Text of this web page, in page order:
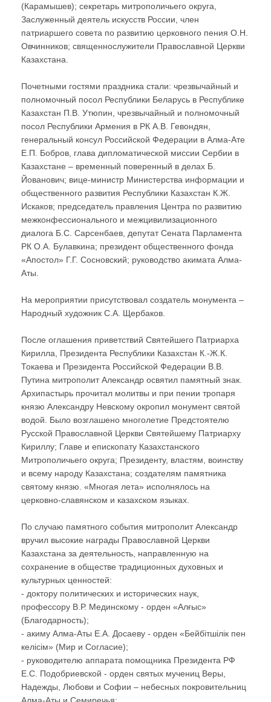
(Карамышев); секретарь митрополичьего округа,
Заслуженный деятель искусств России, член
патриаршего совета по развитию церковного пения О.Н.
Овчинников; священнослужители Православной Церкви
Казахстана.
Почетными гостями праздника стали: чрезвычайный и
полномочный посол Республики Беларусь в Республике
Казахстан П.В. Утюпин, чрезвычайный и полномочный
посол Республики Армения в РК А.В. Гевондян,
генеральный консул Российской Федерации в Алма-Ате
Е.П. Бобров, глава дипломатической миссии Сербии в
Казахстане – временный поверенный в делах Б.
Йованович; вице-министр Министерства информации и
общественного развития Республики Казахстан К.Ж.
Искаков; председатель правления Центра по развитию
межконфессионального и межцивилизационного
диалога Б.С. Сарсенбаев, депутат Сената Парламента
РК О.А. Булавкина; президент общественного фонда
«Апостол» Г.Г. Сосновский; руководство акимата Алма-
Аты.
На мероприятии присутствовал создатель монумента –
Народный художник С.А. Щербаков.
После оглашения приветствий Святейшего Патриарха
Кирилла, Президента Республики Казахстан К.-Ж.К.
Токаева и Президента Российской Федерации В.В.
Путина митрополит Александр освятил памятный знак.
Архипастырь прочитал молитвы и при пении тропаря
князю Александру Невскому окропил монумент святой
водой. Было возглашено многолетие Предстоятелю
Русской Православной Церкви Святейшему Патриарху
Кириллу; Главе и епископату Казахстанского
Митрополичьего округа; Президенту, властям, воинству
и всему народу Казахстана; создателям памятника
святому князю. «Многая лета» исполнялось на
церковно-славянском и казахском языках.
По случаю памятного события митрополит Александр
вручил высокие награды Православной Церкви
Казахстана за деятельность, направленную на
сохранение в обществе традиционных духовных и
культурных ценностей:
- доктору политических и исторических наук,
профессору В.Р. Мединскому - орден «Алғыс»
(Благодарность);
- акиму Алма-Аты Е.А. Досаеву - орден «Бейбітшілік пен
келісім» (Мир и Согласие);
- руководителю аппарата помощника Президента РФ
Е.С. Подобриевской - орден святых мучениц Веры,
Надежды, Любови и Софии – небесных покровительниц